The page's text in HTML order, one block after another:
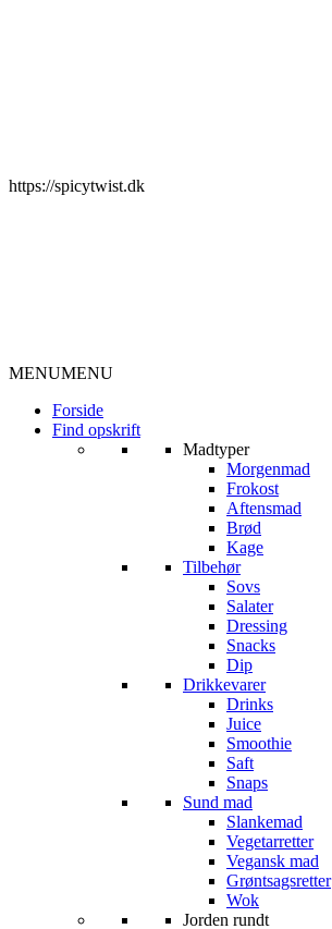
https://spicytwist.dk
MENUMENU
Forside
Find opskrift
Madtyper
Morgenmad
Frokost
Aftensmad
Brød
Kage
Tilbehør
Sovs
Salater
Dressing
Snacks
Dip
Drikkevarer
Drinks
Juice
Smoothie
Saft
Snaps
Sund mad
Slankemad
Vegetarretter
Vegansk mad
Grøntsagsretter
Wok
Jorden rundt